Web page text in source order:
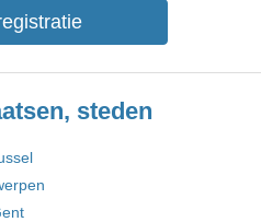
steden